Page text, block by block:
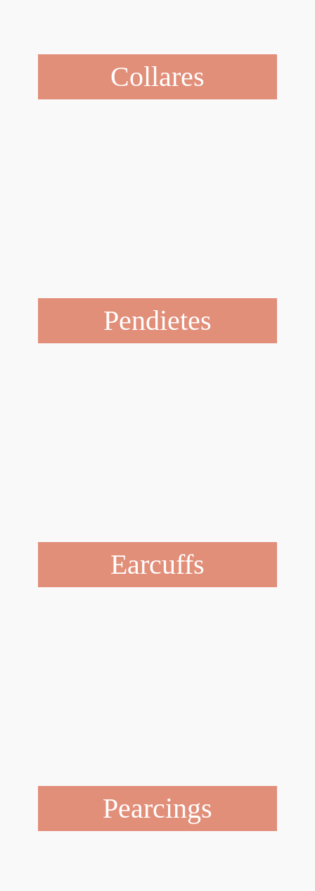
Collares
Pendietes
Earcuffs
Pearcings